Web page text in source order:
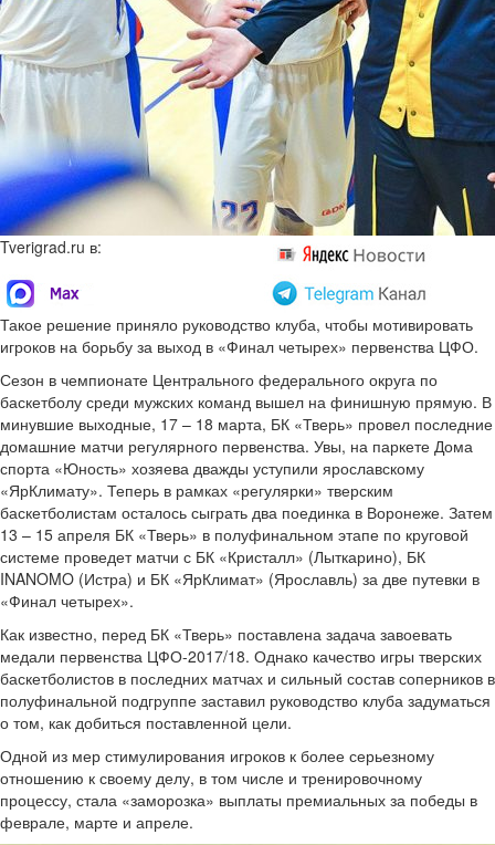
Tverigrad.ru в:
Такое решение приняло руководство клуба, чтобы мотивировать
игроков на борьбу за выход в «Финал четырех» первенства ЦФО.
Сезон в чемпионате Центрального федерального округа по
баскетболу среди мужских команд вышел на финишную прямую. В
минувшие выходные, 17 – 18 марта, БК «Тверь» провел последние
домашние матчи регулярного первенства. Увы, на паркете Дома
спорта «Юность» хозяева дважды уступили ярославскому
«ЯрКлимату». Теперь в рамках «регулярки» тверским
баскетболистам осталось сыграть два поединка в Воронеже. Затем
13 – 15 апреля БК «Тверь» в полуфинальном этапе по круговой
системе проведет матчи с БК «Кристалл» (Лыткарино), БК
INANOMO (Истра) и БК «ЯрКлимат» (Ярославль) за две путевки в
«Финал четырех».
Как известно, перед БК «Тверь» поставлена задача завоевать
медали первенства ЦФО-2017/18. Однако качество игры тверских
баскетболистов в последних матчах и сильный состав соперников в
полуфинальной подгруппе заставил руководство клуба задуматься
о том, как добиться поставленной цели.
Одной из мер стимулирования игроков к более серьезному
отношению к своему делу, в том числе и тренировочному
процессу, стала «заморозка» выплаты премиальных за победы в
феврале, марте и апреле.